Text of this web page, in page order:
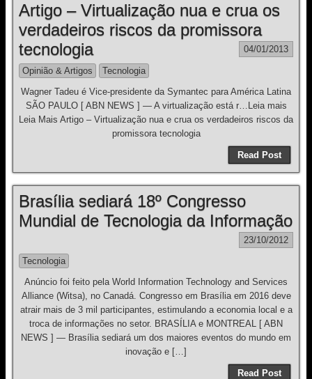
Artigo – Virtualização nua e crua os
verdadeiros riscos da promissora
tecnologia
04/01/2013
Opinião & Artigos
Tecnologia
Wagner Tadeu é Vice-presidente da Symantec para América Latina
SÃO PAULO [ ABN NEWS ] — A virtualização está r…Leia mais
Leia Mais Artigo – Virtualização nua e crua os verdadeiros riscos da
promissora tecnologia
Read Post
Brasília sediará 18º Congresso
Mundial de Tecnologia da Informação
23/10/2012
Tecnologia
Anúncio foi feito pela World Information Technology and Services
Alliance (Witsa), no Canadá. Congresso em Brasília em 2016 deve
atrair mais de 3 mil participantes, estimulando a economia local e a
troca de informações no setor. BRASÍLIA e MONTREAL [ ABN
NEWS ] — Brasília sediará um dos maiores eventos do mundo em
inovação e […]
Read Post